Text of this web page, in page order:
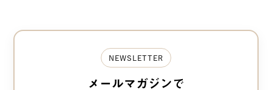
NEWSLETTER
メールマガジンで